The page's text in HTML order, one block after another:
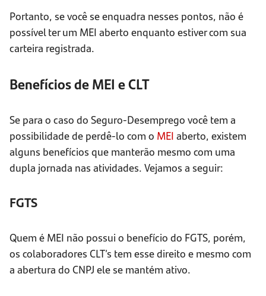
Portanto, se você se enquadra nesses pontos, não é
possível ter um MEI aberto enquanto estiver com sua
carteira registrada.
Benefícios de MEI e CLT
Se para o caso do Seguro-Desemprego você tem a
possibilidade de perdê-lo com o MEI aberto, existem
alguns benefícios que manterão mesmo com uma
dupla jornada nas atividades. Vejamos a seguir:
FGTS
Quem é MEI não possui o benefício do FGTS, porém,
os colaboradores CLT’s tem esse direito e mesmo com
a abertura do CNPJ ele se mantém ativo.